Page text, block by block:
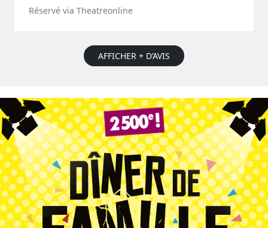
Réservé via Theatreonline
AFFICHER + D’AVIS